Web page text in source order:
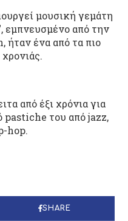
μουσική γεμάτη
εμπνευσμένο από την
ήταν ένα από τα πιο
από έξι χρόνια για
pastiche του από jazz,
hop.
SHARE